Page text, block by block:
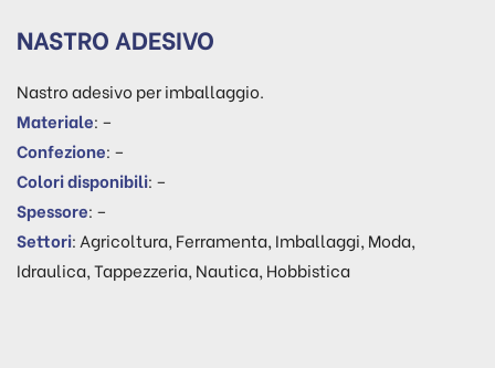
NASTRO ADESIVO
Nastro adesivo per imballaggio.
Materiale: –
Confezione: –
Colori disponibili: –
Spessore: –
Settori: Agricoltura, Ferramenta, Imballaggi, Moda,
Idraulica, Tappezzeria, Nautica, Hobbistica